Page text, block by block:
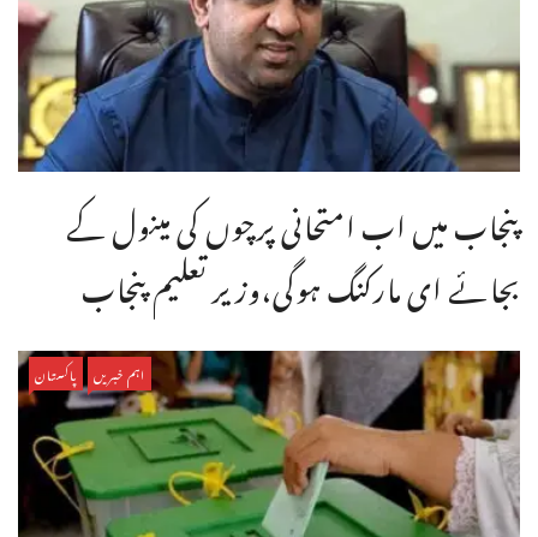
پنجاب میں اب امتحانی پرچوں کی مینول کے
بجائے ای مارکنگ ہوگی،وزیر تعلیم پنجاب
اہم خبریں پاکستان